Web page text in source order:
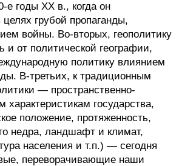
годы XX в., когда он
грубой пропаганды,
войны. Во-вторых, геополитику
и от политической географии,
политику влиянием
В-третьих, к традиционным
— пространственно-
характеристикам государства,
положение, протяженность,
недра, ландшафт и климат,
населения и т.п.) — сегодня
переворачивающие наши